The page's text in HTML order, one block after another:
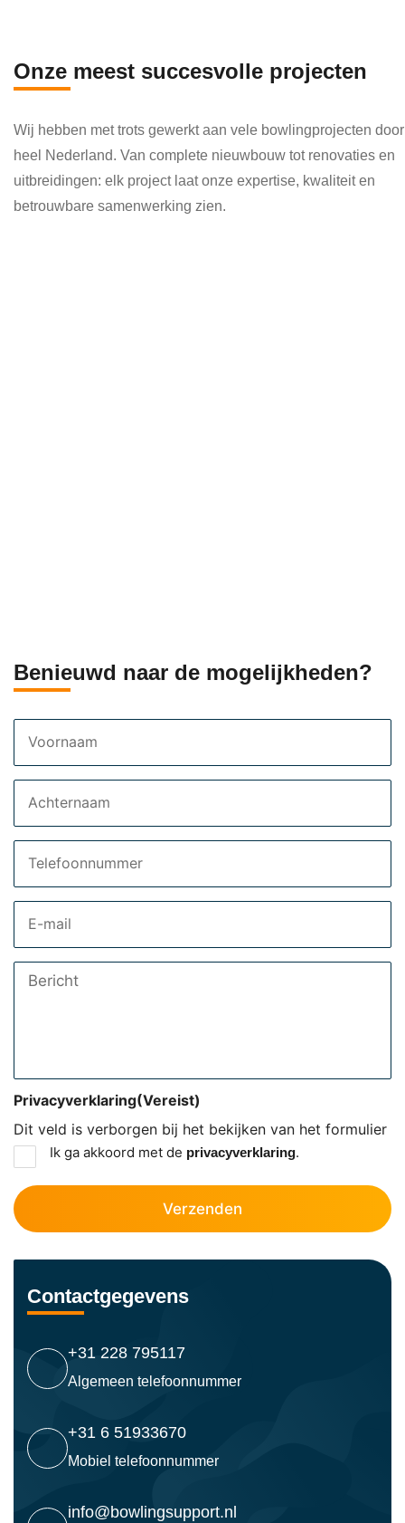
kund
Onze meest succesvolle projecten
Wij hebben met trots gewerkt aan vele bowlingprojecten door
heel Nederland. Van complete nieuwbouw tot renovaties en
uitbreidingen: elk project laat onze expertise, kwaliteit en
betrouwbare samenwerking zien.
Benieuwd naar de mogelijkheden?
Bericht
Dit veld is verborgen bij het bekijken van het formulier
Privacyverklaring(Vereist)
Ik ga akkoord met de privacyverklaring.
Contactgegevens
+31 228 795117
Algemeen telefoonnummer
+31 6 51933670
Mobiel telefoonnummer
info@bowlingsupport.nl